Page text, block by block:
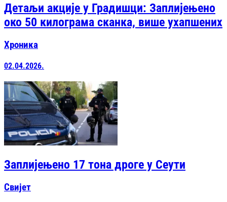
Детаљи акције у Градишци: Заплијењено
око 50 килограма сканка, више ухапшених
Хроника
02.04.2026.
Заплијењено 17 тона дроге у Сеути
Свијет